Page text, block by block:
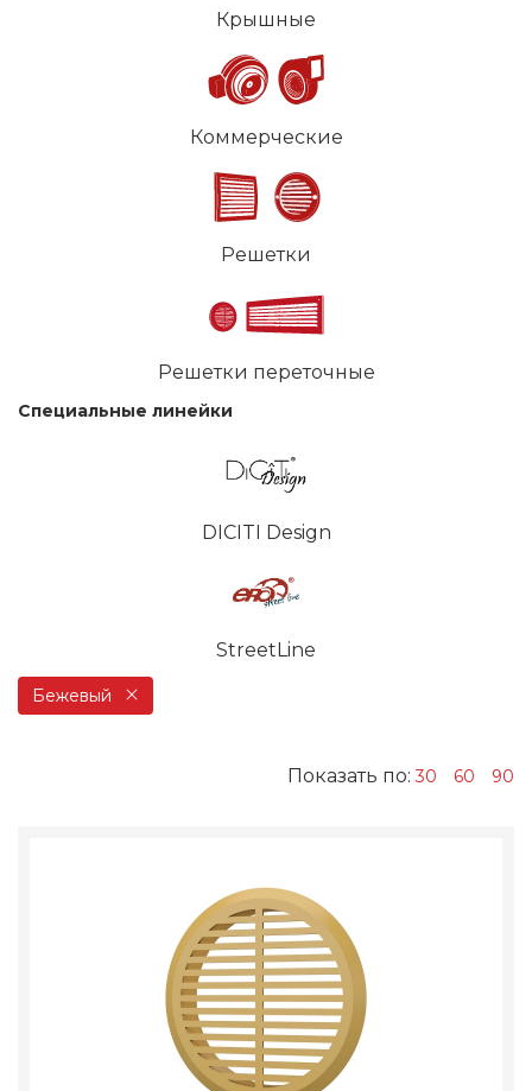
Крышные
Коммерческие
Решетки
Решетки переточные
Специальные линейки
DICITI Design
StreetLine
Бежевый
Показать по:30 60 90